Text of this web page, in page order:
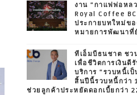
งาน “กาแฟพ่อหล
Royal Coffee
ประกายบทใหม่ขอ
หมายการพัฒนาที่
ทีเอ็มบีธนชาต ช
เพื่อชีวิตการเงินดี
บริการ “รวบหนี้เ
สิ้นปีนี้รวบหนี้กว่า
ช่วยลูกค้าประหยัดดอกเบี้ยกว่า